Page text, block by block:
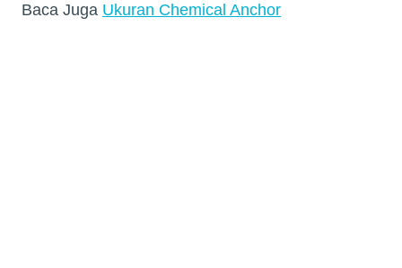
Baca Juga Ukuran Chemical Anchor